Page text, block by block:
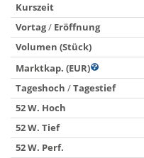
Kurszeit
Vortag/ Eröffnung
Volumen (Stück)
Marktkap. (EUR)
Tageshoch /Tagestief
52 W. Hoch
52 W. Tief
52 W. Perf.